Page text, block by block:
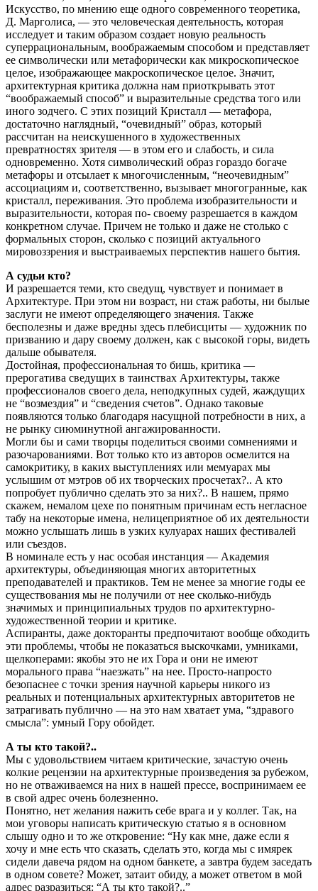
Искусство, по мнению еще одного современного теоретика,
Д. Марголиса, — это человеческая деятельность, которая
исследует и таким образом создает новую реальность
суперрациональным, воображаемым способом и представляет
ее символически или метафорически как микроскопическое
целое, изображающее макроскопическое целое. Значит,
архитектурная критика должна нам приоткрывать этот
“воображаемый способ” и выразительные средства того или
иного зодчего. С этих позиций Кристалл — метафора,
достаточно наглядный, “очевидный” образ, который
рассчитан на неискушенного в художественных
превратностях зрителя — в этом его и слабость, и сила
одновременно. Хотя символический образ гораздо богаче
метафоры и отсылает к многочисленным, “неочевидным”
ассоциациям и, соответственно, вызывает многогранные, как
кристалл, переживания. Это проблема изобразительности и
выразительности, которая по- своему разрешается в каждом
конкретном случае. Причем не только и даже не столько с
формальных сторон, сколько с позиций актуального
мировоззрения и выстраиваемых перспектив нашего бытия.
А судьи кто?
И разрешается теми, кто сведущ, чувствует и понимает в
Архитектуре. При этом ни возраст, ни стаж работы, ни былые
заслуги не имеют определяющего значения. Также
бесполезны и даже вредны здесь плебисциты — художник по
призванию и дару своему должен, как с высокой горы, видеть
дальше обывателя.
Достойная, профессиональная то бишь, критика —
прерогатива сведущих в таинствах Архитектуры, также
профессионалов своего дела, неподкупных судей, жаждущих
не “возмездия” и “сведения счетов”. Однако таковые
появляются только благодаря насущной потребности в них, а
не рынку сиюминутной ангажированности.
Могли бы и сами творцы поделиться своими сомнениями и
разочарованиями. Вот только кто из авторов осмелится на
самокритику, в каких выступлениях или мемуарах мы
услышим от мэтров об их творческих просчетах?.. А кто
попробует публично сделать это за них?.. В нашем, прямо
скажем, немалом цехе по понятным причинам есть негласное
табу на некоторые имена, нелицеприятное об их деятельности
можно услышать лишь в узких кулуарах наших фестивалей
или съездов.
В номинале есть у нас особая инстанция — Академия
архитектуры, объединяющая многих авторитетных
преподавателей и практиков. Тем не менее за многие годы ее
существования мы не получили от нее сколько-нибудь
значимых и принципиальных трудов по архитектурно-
художественной теории и критике.
Аспиранты, даже докторанты предпочитают вообще обходить
эти проблемы, чтобы не показаться выскочками, умниками,
щелкоперами: якобы это не их Гора и они не имеют
морального права “наезжать” на нее. Просто-напросто
безопаснее с точки зрения научной карьеры никого из
реальных и потенциальных архитектурных авторитетов не
затрагивать публично — на это нам хватает ума, “здравого
смысла”: умный Гору обойдет.
А ты кто такой?..
Мы с удовольствием читаем критические, зачастую очень
колкие рецензии на архитектурные произведения за рубежом,
но не отваживаемся на них в нашей прессе, воспринимаем ее
в свой адрес очень болезненно.
Понятно, нет желания нажить себе врага и у коллег. Так, на
мои уговоры написать критическую статью я в основном
слышу одно и то же откровение: “Ну как мне, даже если я
хочу и мне есть что сказать, сделать это, когда мы с имярек
сидели давеча рядом на одном банкете, а завтра будем заседать
в одном совете? Может, затаит обиду, а может ответом в мой
адрес разразиться: “А ты кто такой?..”